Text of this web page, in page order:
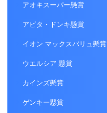
アオキスーパー懸賞
アピタ・ドンキ懸賞
イオン マックスバリュ懸賞
ウエルシア 懸賞
カインズ懸賞
ゲンキー懸賞